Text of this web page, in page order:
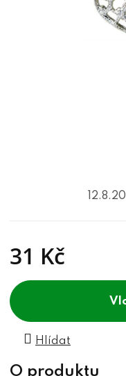
31 Kč
Hlídat